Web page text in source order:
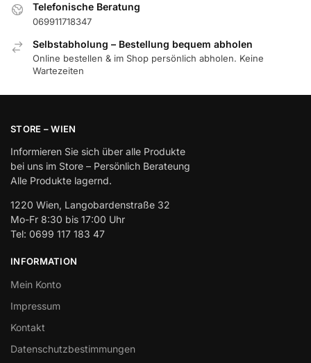
Telefonische Beratung
069911718347
Selbstabholung – Bestellung bequem abholen
Online bestellen & im Shop persönlich abholen. Keine
Wartezeiten
STORE – WIEN
Informieren Sie sich über alle Produkte
bei uns im Store – Persönlich Berateung
Alle Produkte lagernd.
1220 Wien, Langobardenstraße 32
Mo-Fr 8:30 bis 17:00 Uhr
Tel: 0699 117 183 47
INFORMATION
Mein Konto
Impressum
Kontakt
Datenschutzbestimmungen